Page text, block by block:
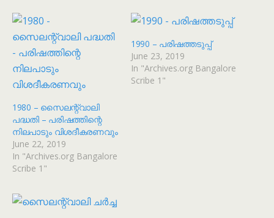
1980 – സൈലന്റ്‌വാലി
പദ്ധതി – പരിഷത്തിന്റെ
നിലപാടും വിശദീകരണവും
June 22, 2019
In "Archives.org Bangalore
Scribe 1"
1990 – പരിഷത്തടുപ്പ്
June 23, 2019
In "Archives.org Bangalore
Scribe 1"